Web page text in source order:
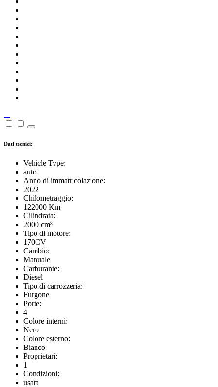
Dati tecnici:
Vehicle Type:
auto
Anno di immatricolazione:
2022
Chilometraggio:
122000 Km
Cilindrata:
2000 cm³
Tipo di motore:
170CV
Cambio:
Manuale
Carburante:
Diesel
Tipo di carrozzeria:
Furgone
Porte:
4
Colore interni:
Nero
Colore esterno:
Bianco
Proprietari:
1
Condizioni:
usata